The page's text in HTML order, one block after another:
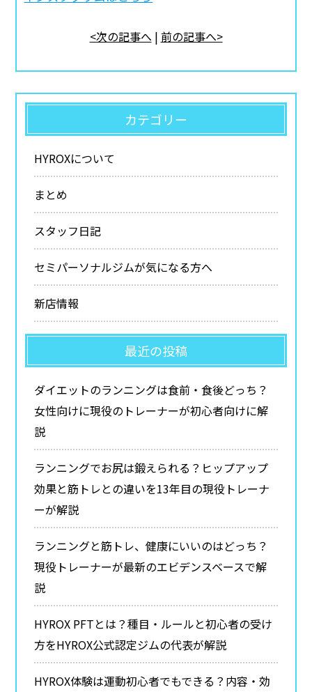
<次の記事へ | 前の記事へ>
カテゴリー
HYROXについて
まとめ
スタッフ日記
セミパーソナルジムが気になる方へ
新店情報
最近の投稿
ダイエットのランニングは食前・食後どっち？
女性向けに現役のトレーナーが初心者向けに解
説
ランニングでお尻は鍛えられる？ヒップアップ
効果と筋トレとの違いを13年目の現役トレーナ
ーが解説
ランニングと筋トレ、健康にいいのはどっち？
現役トレーナーが最新のエビデンスベースで解
説
HYROX PFTとは？種目・ルールと初心者の受け
方をHYROX公式認定ジムの代表が解説
HYROX体験は運動初心者でもできる？内容・効